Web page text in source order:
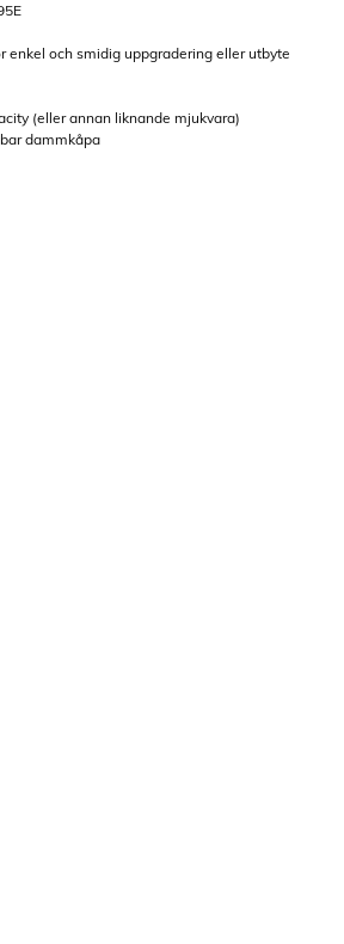
enkel och smidig uppgradering eller utbyte
(eller annan liknande mjukvara)
dammkåpa